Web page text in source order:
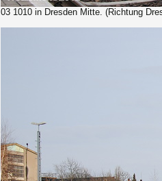
03 1010 in Dresden Mitte. (Richtung